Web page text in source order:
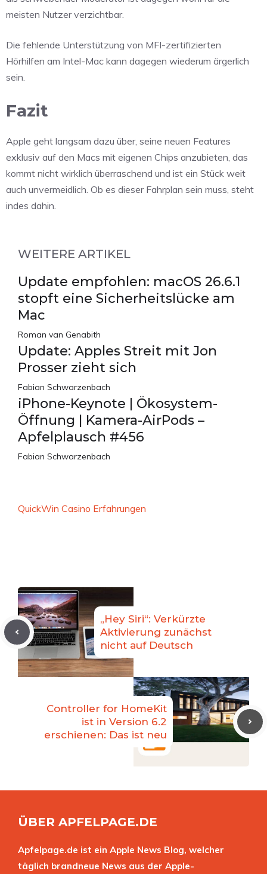
meisten Nutzer verzichtbar.
Die fehlende Unterstützung von MFI-zertifizierten
Hörhilfen am Intel-Mac kann dagegen wiederum ärgerlich
sein.
Fazit
Apple geht langsam dazu über, seine neuen Features
exklusiv auf den Macs mit eigenen Chips anzubieten, das
kommt nicht wirklich überraschend und ist ein Stück weit
auch unvermeidlich. Ob es dieser Fahrplan sein muss, steht
indes dahin.
WEITERE ARTIKEL
Update empfohlen: macOS 26.6.1
stopft eine Sicherheitslücke am
Mac
Roman van Genabith
Update: Apples Streit mit Jon
Prosser zieht sich
Fabian Schwarzenbach
iPhone-Keynote | Ökosystem-
Öffnung | Kamera-AirPods –
Apfelplausch #456
Fabian Schwarzenbach
QuickWin Casino Erfahrungen
„Hey Siri“: Verkürzte
Aktivierung zunächst
nicht auf Deutsch
Controller for HomeKit
ist in Version 6.2
erschienen: Das ist neu
ÜBER APFELPAGE.DE
Apfelpage.de ist ein Apple News Blog, welcher
täglich brandneue News aus der Apple-